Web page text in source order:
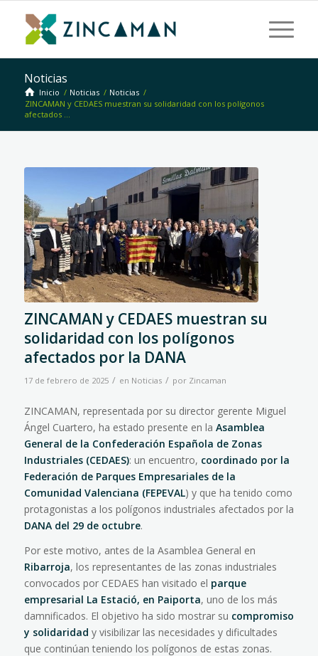
Noticias
Inicio / Noticias / Noticias /
ZINCAMAN y CEDAES muestran su solidaridad con los polígonos
afectados ...
ZINCAMAN y CEDAES muestran su
solidaridad con los polígonos
afectados por la DANA
17 de febrero de 2025 / en Noticias / por Zincaman
ZINCAMAN, representada por su director gerente Miguel
Ángel Cuartero, ha estado presente en la Asamblea
General de la Confederación Española de Zonas
Industriales (CEDAES): un encuentro, coordinado por la
Federación de Parques Empresariales de la
Comunidad Valenciana (FEPEVAL) y que ha tenido como
protagonistas a los polígonos industriales afectados por la
DANA del 29 de octubre.
Por este motivo, antes de la Asamblea General en
Ribarroja, los representantes de las zonas industriales
convocados por CEDAES han visitado el parque
empresarial La Estació, en Paiporta, uno de los más
damnificados. El objetivo ha sido mostrar su compromiso
y solidaridad y visibilizar las necesidades y dificultades
que continúan teniendo los polígonos de estas zonas.